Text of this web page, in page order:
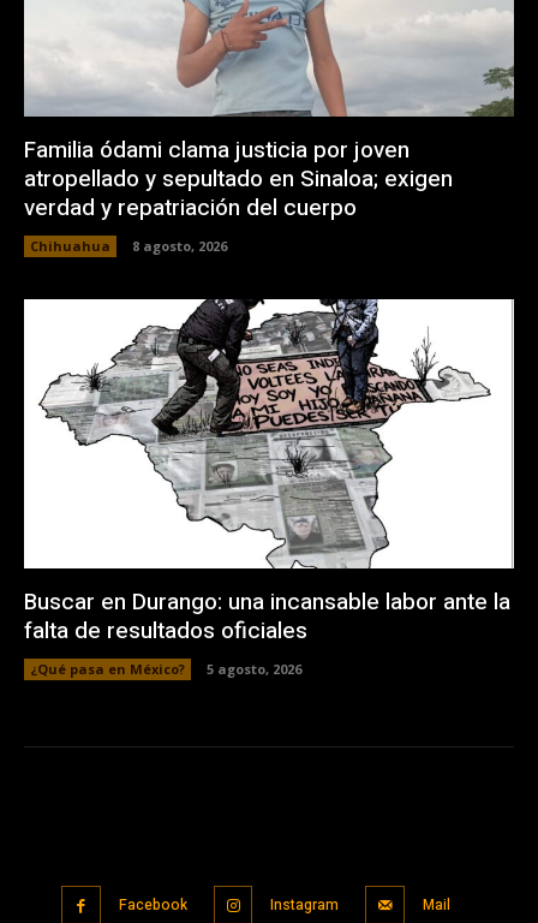
Familia ódami clama justicia por joven
atropellado y sepultado en Sinaloa; exigen
verdad y repatriación del cuerpo
Chihuahua 8 agosto, 2026
Buscar en Durango: una incansable labor ante la
falta de resultados oficiales
¿Qué pasa en México? 5 agosto, 2026
Facebook Instagram Mail